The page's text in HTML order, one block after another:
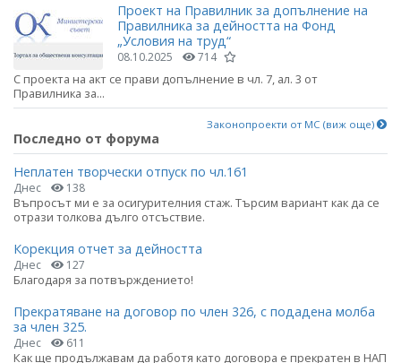
Проект на Правилник за допълнение на
Правилника за дейността на Фонд
„Условия на труд“
08.10.2025 714
С проекта на акт се прави допълнение в чл. 7, ал. 3 от
Правилника за...
Законопроекти от МС (виж още)
Последно от форума
Неплатен творчески отпуск по чл.161
Днес 138
Въпросът ми е за осигурителния стаж. Търсим вариант как да се
отрази толкова дълго отсъствие.
Корекция отчет за дейността
Днес 127
Благодаря за потвърждението!
Прекратяване на договор по член 326, с подадена молба
за член 325.
Днес 611
Как ще продължавам да работя като договора е прекратен в НАП